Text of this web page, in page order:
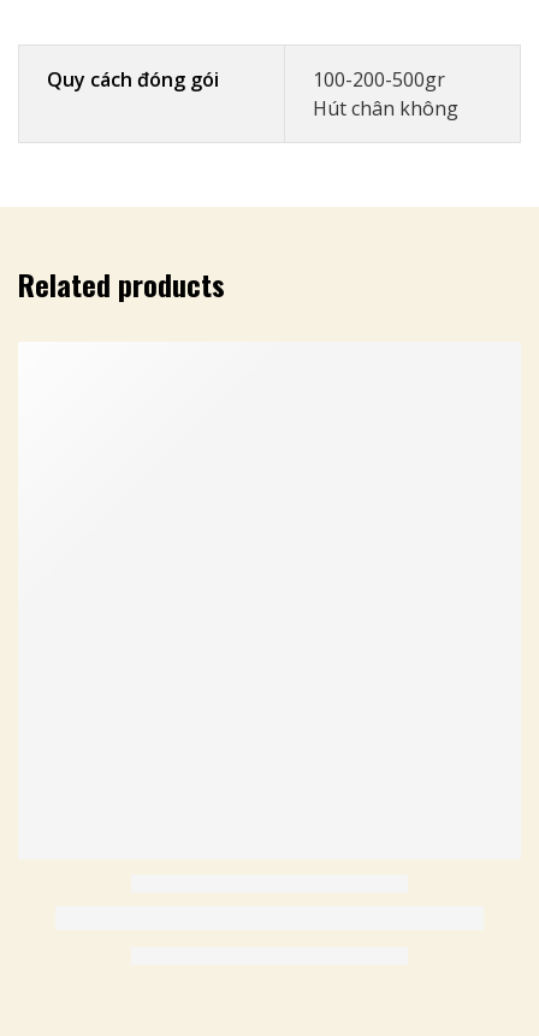
Quy cách đóng gói
100-200-500gr
Hút chân không
Related products